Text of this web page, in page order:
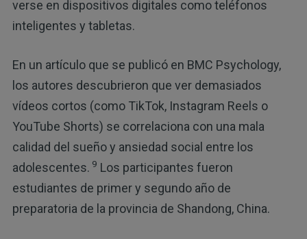
verse en dispositivos digitales como teléfonos
inteligentes y tabletas.
En un artículo que se publicó en BMC Psychology,
los autores descubrieron que ver demasiados
vídeos cortos (como TikTok, Instagram Reels o
YouTube Shorts) se correlaciona con una mala
calidad del sueño y ansiedad social entre los
adolescentes. 9 Los participantes fueron
estudiantes de primer y segundo año de
preparatoria de la provincia de Shandong, China.